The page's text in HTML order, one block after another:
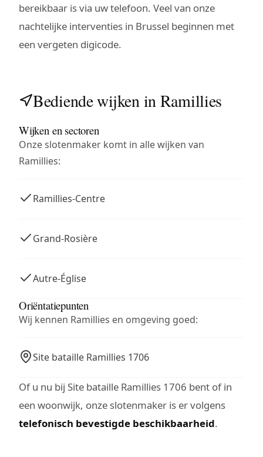
bereikbaar is via uw telefoon. Veel van onze
nachtelijke interventies in Brussel beginnen met
een vergeten digicode.
Bediende wijken in Ramillies
Wijken en sectoren
Onze slotenmaker komt in alle wijken van
Ramillies:
Ramillies-Centre
Grand-Rosière
Autre-Église
Oriëntatiepunten
Wij kennen Ramillies en omgeving goed:
Site bataille Ramillies 1706
Of u nu bij Site bataille Ramillies 1706 bent of in
een woonwijk, onze slotenmaker is er volgens
telefonisch bevestigde beschikbaarheid.